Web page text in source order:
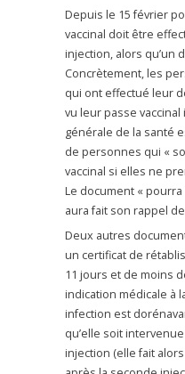
Depuis le 15 février
vaccinal doit être
injection, alors qu’un
Concrètement, les
qui ont effectué leur
vu leur passe vaccinal
générale de la santé
de personnes qui «
vaccinal si elles ne
Le document «
aura fait son rappel
Deux autres
un certificat de
11 jours et de moins
indication médicale à
infection est
qu’elle soit
injection (elle fait